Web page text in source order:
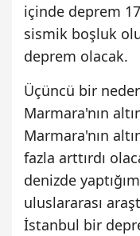
içinde deprem
sismik boşluk
deprem olacak.
Üçüncü bir
Marmara'nın
Marmara'nın
fazla arttırdı
denizde
uluslararası
İstanbul bir